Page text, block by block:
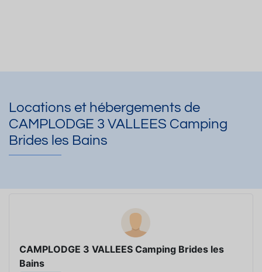
Locations et hébergements de
CAMPLODGE 3 VALLEES Camping
Brides les Bains
CAMPLODGE 3 VALLEES Camping Brides les
Bains